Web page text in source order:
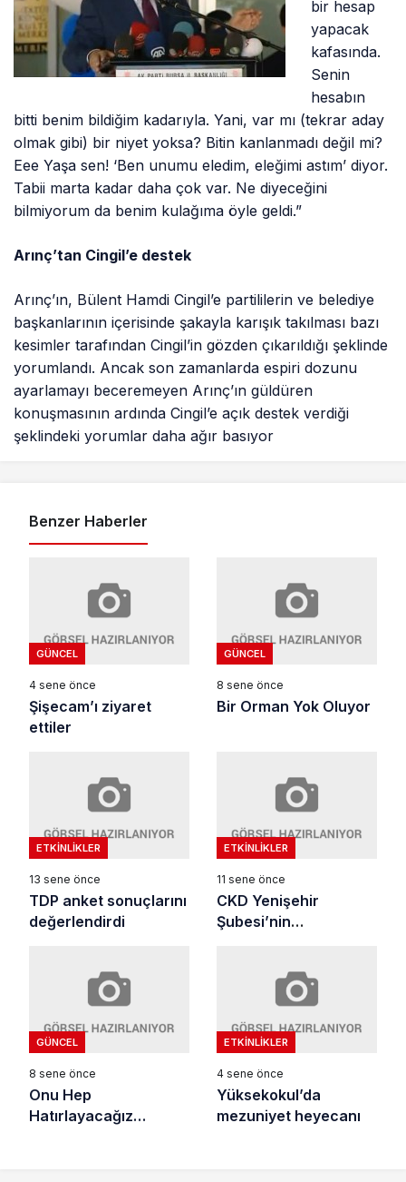
bir hesap
yapacak
kafasında.
Senin
hesabın
bitti benim bildiğim kadarıyla. Yani, var mı (tekrar aday
olmak gibi) bir niyet yoksa? Bitin kanlanmadı değil mi?
Eee Yaşa sen! ‘Ben unumu eledim, eleğimi astım’ diyor.
Tabii marta kadar daha çok var. Ne diyeceğini
bilmiyorum da benim kulağıma öyle geldi.”
Arınç’tan Cingil’e destek
Arınç’ın, Bülent Hamdi Cingil’e partililerin ve belediye
başkanlarının içerisinde şakayla karışık takılması bazı
kesimler tarafından Cingil’in gözden çıkarıldığı şeklinde
yorumlandı. Ancak son zamanlarda espiri dozunu
ayarlamayı beceremeyen Arınç’ın güldüren
konuşmasının ardında Cingil’e açık destek verdiği
şeklindeki yorumlar daha ağır basıyor
Benzer Haberler
GÜNCEL
4 sene önce
Şişecam’ı ziyaret
ettiler
GÜNCEL
8 sene önce
Bir Orman Yok Oluyor
ETKINLIKLER
13 sene önce
TDP anket sonuçlarını
değerlendirdi
ETKINLIKLER
11 sene önce
CKD Yenişehir
Şubesi’nin
İlgi Gördü
GÜNCEL
8 sene önce
Onu Hep
Hatırlayacağız…
ETKINLIKLER
4 sene önce
Yüksekokul’da
mezuniyet heyecanı